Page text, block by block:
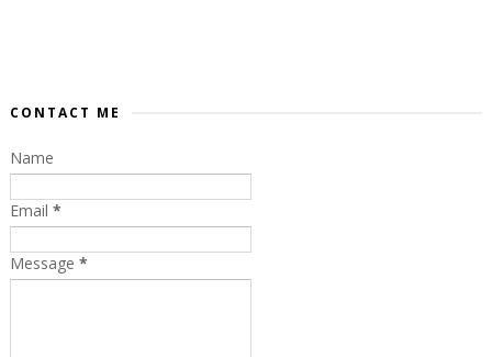
CONTACT ME
Name
Email *
Message *